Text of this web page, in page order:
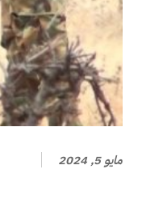
مايو 5, 2024